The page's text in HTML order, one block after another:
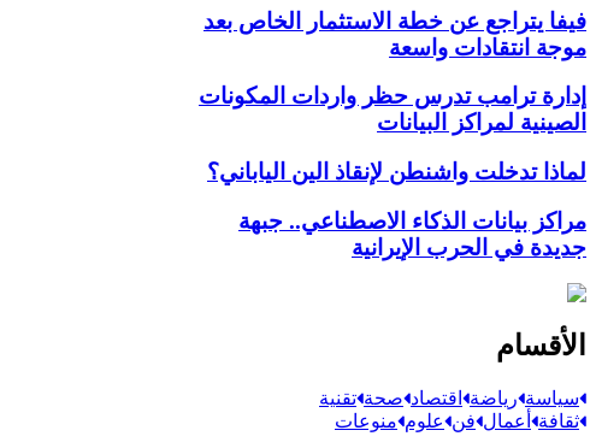
فيفا يتراجع عن خطة الاستثمار الخاص بعد
موجة انتقادات واسعة
إدارة ترامب تدرس حظر واردات المكونات
الصينية لمراكز البيانات
لماذا تدخلت واشنطن لإنقاذ الين الياباني؟
مراكز بيانات الذكاء الاصطناعي.. جبهة
جديدة في الحرب الإيرانية
الأقسام
سياسة رياضة اقتصاد صحة تقنية
ثقافة
أعمال فن علوم منوعات